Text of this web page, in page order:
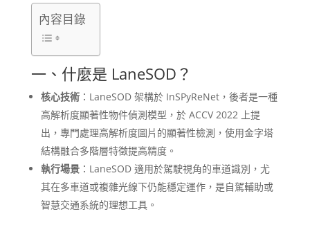
內容目錄
一、什麼是 LaneSOD？
核心技術：LaneSOD 架構於 InSPyReNet，後者是一種
高解析度顯著性物件偵測模型，於 ACCV 2022 上提
出，專門處理高解析度圖片的顯著性檢測，使用金字塔
結構融合多階層特徵提高精度。
執行場景：LaneSOD 適用於駕駛視角的車道識別，尤
其在多車道或複雜光線下仍能穩定運作，是自駕輔助或
智慧交通系統的理想工具。